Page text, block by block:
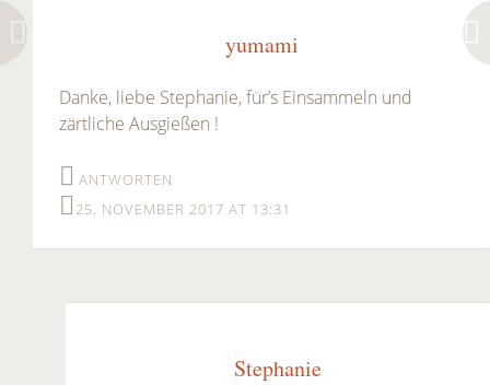
yumami
Danke, liebe Stephanie, für’s Einsammeln und
zärtliche Ausgießen !
ANTWORTEN
25. NOVEMBER 2017 AT 13:31
Stephanie